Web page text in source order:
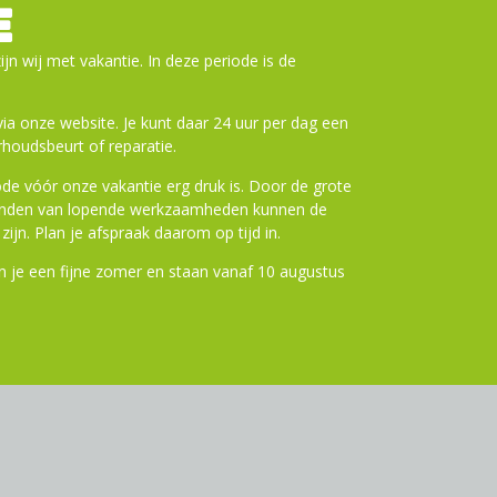
sluiting
met rits
x 46cm
wij met vakantie. In deze periode is de
onze website. Je kunt daar 24 uur per dag een
of reparatie.
vóór onze vakantie erg druk is. Door de grote
van lopende werkzaamheden kunnen de
Plan je afspraak daarom op tijd in.
je een fijne zomer en staan vanaf 10 augustus